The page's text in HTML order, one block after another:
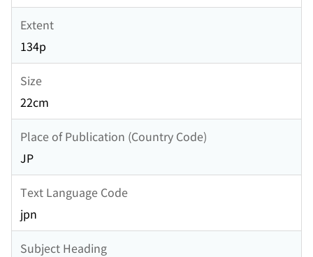
Extent
134p
Size
22cm
Place of Publication (Country Code)
JP
Text Language Code
jpn
Subject Heading